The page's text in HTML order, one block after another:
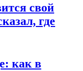
свой
где
как в